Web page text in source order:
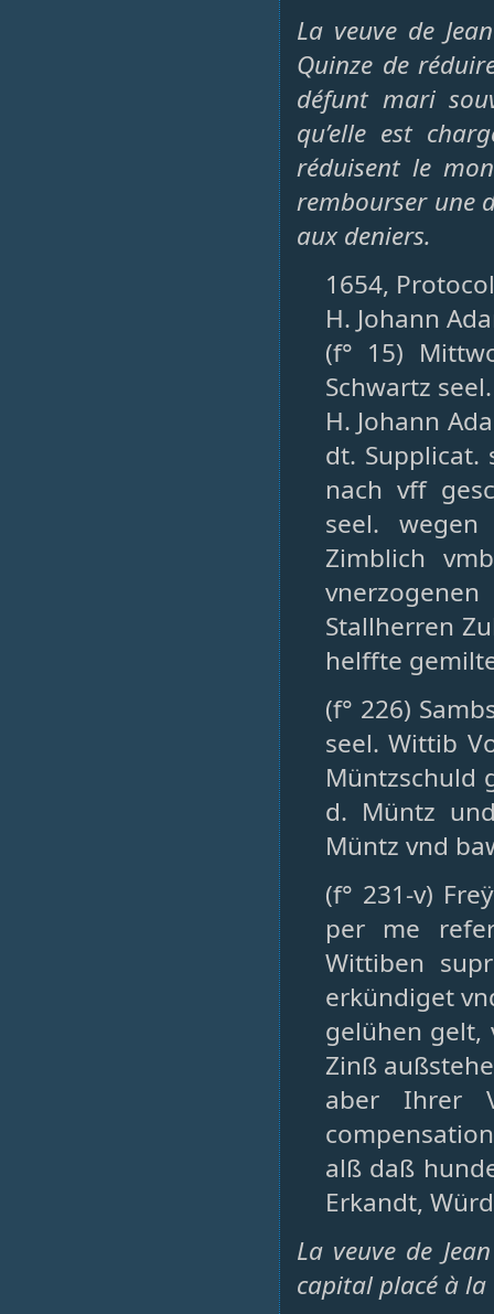
La veuve de
Quinze de
défunt mari
qu’elle est
réduisent le
rembourser une
aux deniers.
1654,
H. Johann
(f° 15)
Schwartz
H. Johann
dt. Supplicat.
nach vff
seel.
Zimblich
Stallherren
helffte
(f° 226)
seel. Wittib
Müntzschuld
d. Müntz
Müntz vnd
(f° 231-v)
per me
Wittiben
erkündiget
gelühen gelt,
Zinß
aber Ihrer
alß daß
Erkandt,
La veuve de
capital placé à la